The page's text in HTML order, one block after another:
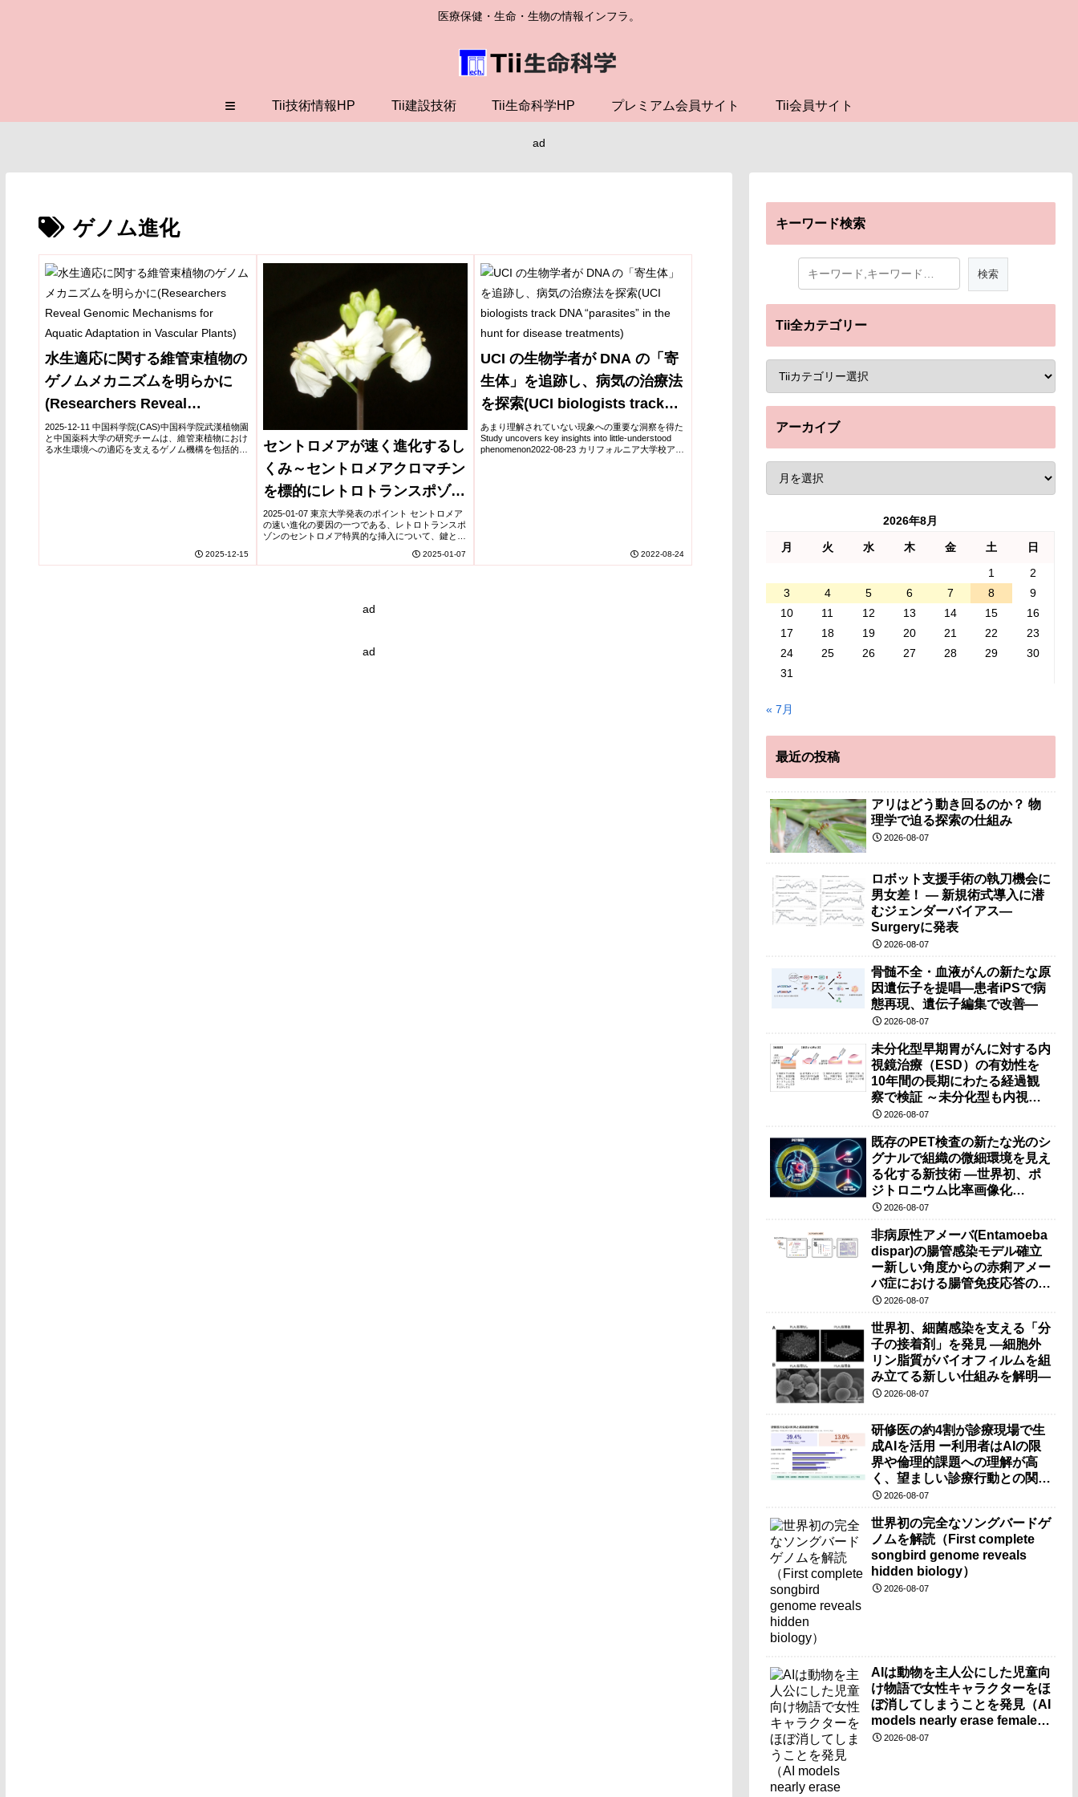
医療保健・生命・生物の情報インフラ。
≡ Tii技術情報HP Tii建設技術 Tii生命科学HP プレミアム会員サイト Tii会員サイト
ad
ゲノム進化
水生適応に関する維管束植物の
ゲノムメカニズムを明らかに
(Researchers Reveal
Genomic Mechanisms for
Aquatic Adaptation in
2025-12-11 中国科学院(CAS)中国科学院武漢植物園
と中国薬科大学の研究チームは、維管束植物におけ
る水生環境への適応を支えるゲノム機構を包括的に
2025-12-15
セントロメアが速く進化するし
くみ～セントロメアクロマチン
を標的にレトロトランスポゾン
が転移する～
2025-01-07 東京大学発表のポイント セントロメア
の速い進化の要因の一つである、レトロトランスポ
ゾンのセントロメア特異的な挿入について、鍵とな
セントロメア付近はレトロトランスポゾンに富む...
2025-01-07
UCI の生物学者が DNA の「寄
生体」を追跡し、病気の治療法
を探索(UCI biologists track
DNA “parasites” in the hunt
for disease treatments)
あまり理解されていない現象への重要な洞察を得た
Study uncovers key insights into little-understood
phenomenon2022-08-23 カリフォルニア大学校アー
2022-08-24
ad
ad
キーワード検索
Tii全カテゴリー
アーカイブ
2026年8月
月 火 水 木 金 土
日
1
2
3
4 5 6 7 8
9
10
11 12 13 14 15
16
17
18 19 20 21 22
23
24
25 26 27 28 29
30
31
« 7月
最近の投稿
アリはどう動き回るのか？ 物
理学で迫る探索の仕組み
2026-08-07
ロボット支援手術の執刀機会に
男女差！ — 新規術式導入に潜
むジェンダーバイアス—
Surgeryに発表
2026-08-07
骨髄不全・血液がんの新たな原
因遺伝子を提唱―患者iPSで病
態再現、遺伝子編集で改善―
2026-08-07
未分化型早期胃がんに対する内
視鏡治療（ESD）の有効性を
10年間の長期にわたる経過観
察で検証 ～未分化型も内視鏡
治療で胃の温存が可能～
2026-08-07
既存のPET検査の新たな光のシ
グナルで組織の微細環境を見え
る化する新技術 ―世界初、ポ
ジトロニウム比率画像化
（PRI）の原理検証に成功―
2026-08-07
非病原性アメーバ(Entamoeba
dispar)の腸管感染モデル確立
ー新しい角度からの赤痢アメー
バ症における腸管免疫応答の理
解に期待ー
2026-08-07
世界初、細菌感染を支える「分
子の接着剤」を発見 ―細胞外
リン脂質がバイオフィルムを組
み立てる新しい仕組みを解明―
2026-08-07
研修医の約4割が診療現場で生
成AIを活用 ー利用者はAIの限
界や倫理的課題への理解が高
く、望ましい診療行動との関連
も確認ー
2026-08-07
世界初の完全なソングバードゲ
ノムを解読（First complete
songbird genome reveals
hidden biology）
2026-08-07
AIは動物を主人公にした児童向
け物語で女性キャラクターをほ
ぼ消してしまうことを発見（AI
models nearly erase female
characters when they write
2026-08-07